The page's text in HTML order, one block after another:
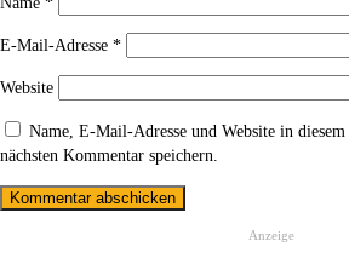
E-Mail-Adresse *
Website
Name, E-Mail-Adresse und Website in
nächsten Kommentar speichern.
Anzeige